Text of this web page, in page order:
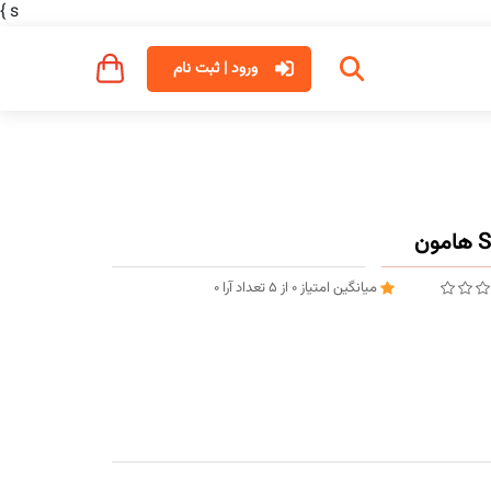
s
}
ورود | ثبت نام
میانگین امتیاز0 از 5تعداد آرا 0